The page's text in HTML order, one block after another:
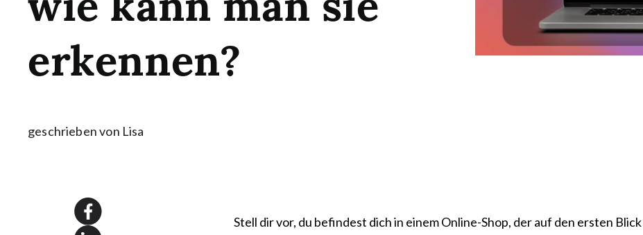
erkennen?
geschrieben von Lisa
Stell dir vor, du befindest dich in einem Online-Shop, der auf den ersten